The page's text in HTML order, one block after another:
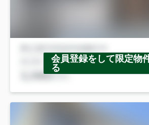
会員登録をして限定物
る